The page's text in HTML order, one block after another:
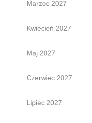
Marzec 2027
Kwiecień 2027
Maj 2027
Czerwiec 2027
Lipiec 2027